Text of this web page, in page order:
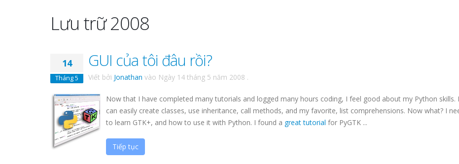
Lưu trữ 2008
14
Tháng 5
GUI của tôi đâu rồi?
Viết bởi Jonathan vào Ngày 14 tháng 5 năm 2008 .
Now that I have completed many tutorials and logged many hours coding, I feel good about my Python skills. I
can easily create classes, use inheritance, call methods, and my favorite, list comprehensions. Now what? I
to learn GTK+, and how to use it with Python. I found a great tutorial for PyGTK ...
Tiếp tục